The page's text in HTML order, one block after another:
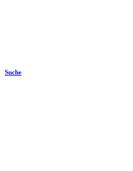
Suche